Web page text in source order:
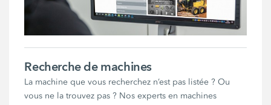
Recherche de machines
La machine que vous recherchez n’est pas listée ? Ou
vous ne la trouvez pas ? Nos experts en machines